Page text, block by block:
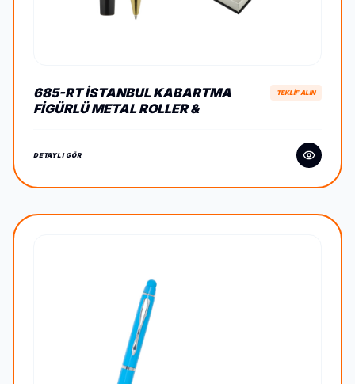
685-RT İSTANBUL KABARTMA
FIGÜRLÜ METAL ROLLER &
TEKLİF ALIN
DETAYLI GÖR